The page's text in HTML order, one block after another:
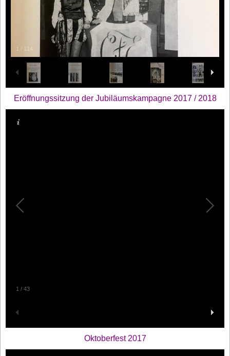
1 / 114
Eröffnungssitzung der Jubiläumskampagne 2017 / 2018
1 / 43
Oktoberfest 2017